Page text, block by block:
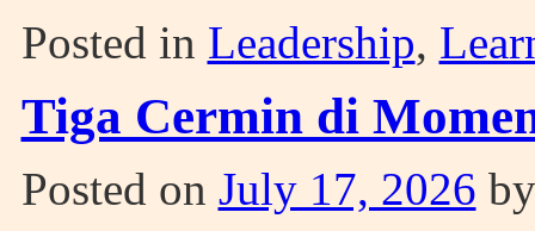
Posted in Leadership,
Tiga Cermin di
Posted on July 17, 2026 by